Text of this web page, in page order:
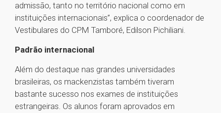
admissão, tanto no território nacional como em
instituições internacionais”, explica o coordenador de
Vestibulares do CPM Tamboré, Edilson Pichiliani.
Padrão internacional
Além do destaque nas grandes universidades
brasileiras, os mackenzistas também tiveram
bastante sucesso nos exames de instituições
estrangeiras. Os alunos foram aprovados em